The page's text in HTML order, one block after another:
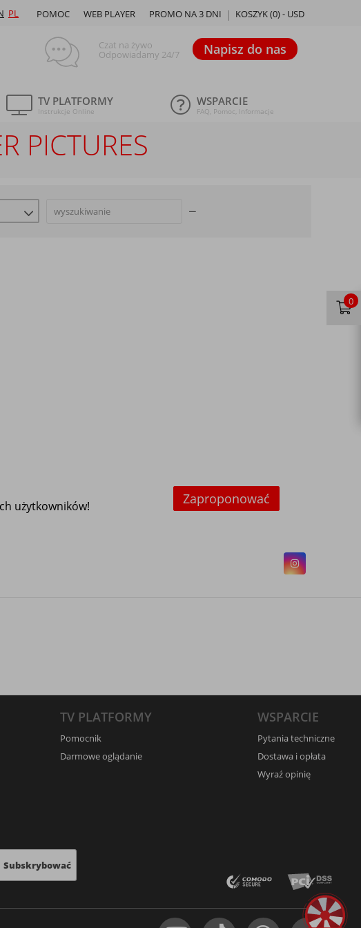
PL KOSZYK (0) - USD
PROMO NA 3 DNI
WEB PLAYER
POMOC
Czat na żywo
Odpowiadamy 24/7 Napisz do nas
TV PLATFORMY
Instrukcje Online
WSPARCIE
FAQ, Pomoc, Informacje
PICTURES
użytkowników!
Zaproponować
0
TV PLATFORMY
Pomocnik
Darmowe oglądanie
WSPARCIE
Pytania techniczne
Dostawa i opłata
Wyraź opinię
Subskrybować